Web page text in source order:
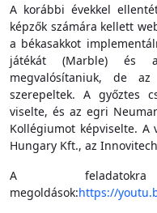
A korábbi évekkel
képzők számára kellett
a békasakkot
játékát (Marble) és
megvalósítaniuk, de
szerepeltek. A győztes
viselte, és az egri
Kollégiumot képviselte. A
Hungary Kft., az
A
megoldások:https://